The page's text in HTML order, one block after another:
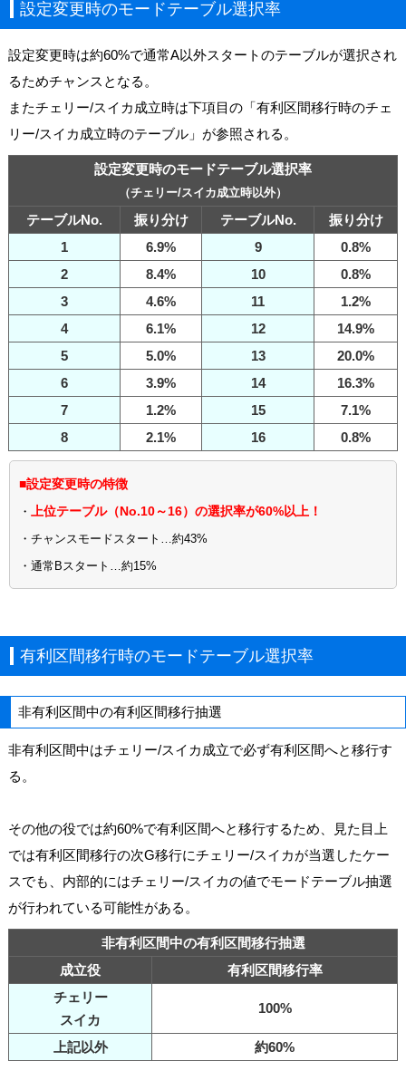
設定変更時のモードテーブル選択率
設定変更時は約60%で通常A以外スタートのテーブルが選択され
るためチャンスとなる。
またチェリー/スイカ成立時は下項目の「有利区間移行時のチェ
リー/スイカ成立時のテーブル」が参照される。
設定変更時のモードテーブル選択率
（チェリー/スイカ成立時以外）
テーブルNo. 振り分け テーブルNo.
振り分け
1
6.9% 9
0.8%
2
8.4% 10
0.8%
3
4.6% 11
1.2%
4
6.1% 12
14.9%
5
5.0% 13
20.0%
6
3.9% 14
16.3%
7
1.2% 15
7.1%
8
2.1% 16 0.8%
■設定変更時の特徴
・ 上位テーブル（No.10～16）の選択率が60%以上！
・チャンスモードスタート…約43%
・通常Bスタート…約15%
有利区間移行時のモードテーブル選択率
非有利区間中の有利区間移行抽選
非有利区間中はチェリー/スイカ成立で必ず有利区間へと移行す
る。
その他の役では約60%で有利区間へと移行するため、見た目上
では有利区間移行の次G移行にチェリー/スイカが当選したケー
スでも、内部的にはチェリー/スイカの値でモードテーブル抽選
が行われている可能性がある。
非有利区間中の有利区間移行抽選
成立役
有利区間移行率
チェリー
スイカ
100%
上記以外 約60%